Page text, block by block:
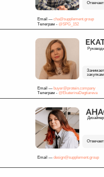
Email — cha@supplement.group
Телеграм - @SPG_152
Email — buyer@protein.company
Телеграм - @EkaterinaDegtiareva
Дизайнер
Email — design@supplement.group